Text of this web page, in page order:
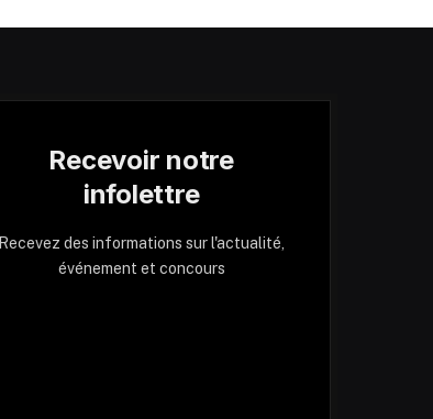
Recevoir notre
infolettre
Recevez des informations sur l'actualité,
événement et concours